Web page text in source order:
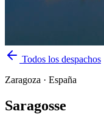
Todos los despachos
Zaragoza · España
Saragosse